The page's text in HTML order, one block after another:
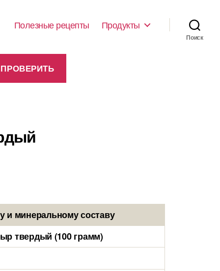
Полезные рецепты Продукты
Поиск
и минеральному составу
твердый (100 грамм)